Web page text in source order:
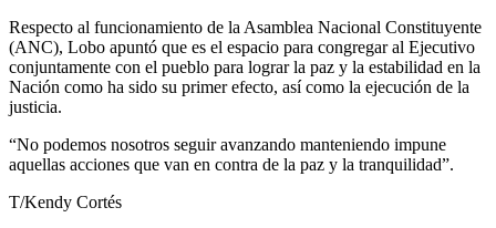
Respecto al funcionamiento de la Asamblea Nacional Constituyente
(ANC), Lobo apuntó que es el espacio para congregar al Ejecutivo
conjuntamente con el pueblo para lograr la paz y la estabilidad en la
Nación como ha sido su primer efecto, así como la ejecución de la
justicia.
“No podemos nosotros seguir avanzando manteniendo impune
aquellas acciones que van en contra de la paz y la tranquilidad”.
T/Kendy Cortés